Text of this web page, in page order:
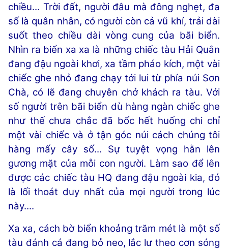
chiều... Trời đất, người đâu mà đông nghẹt, đa
số là quân nhân, có người còn cả vũ khí, trải dài
suốt theo chiều dài vòng cung của bãi biển.
Nhìn ra biển xa xa là những chiếc tàu Hải Quân
đang đậu ngoài khơi, xa tầm pháo kích, một vài
chiếc ghe nhỏ đang chạy tới lui từ phía núi Sơn
Chà, có lẽ đang chuyên chở khách ra tàu. Với
số người trên bãi biển dù hàng ngàn chiếc ghe
như thế chưa chắc đã bốc hết huống chi chỉ
một vài chiếc và ở tận góc núi cách chúng tôi
hàng mấy cây số... Sự tuyệt vọng hằn lên
gương mặt của mỗi con người. Làm sao để lên
được các chiếc tàu HQ đang đậu ngoài kia, đó
là lối thoát duy nhất của mọi người trong lúc
này....
Xa xa, cách bờ biển khoảng trăm mét là một số
tàu đánh cá đang bỏ neo, lắc lư theo cơn sóng